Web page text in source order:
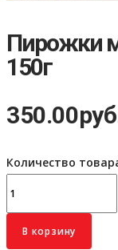
Пирожки
150г
350.00
Количество
В корзину